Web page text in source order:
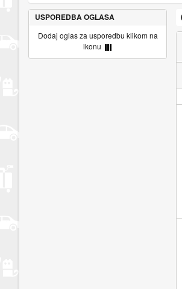
USPOREDBA OGLASA
Dodaj oglas za usporedbu klikom na
ikonu